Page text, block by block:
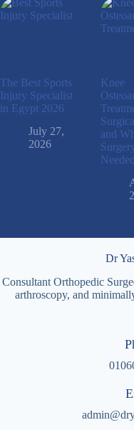
The Best Sports
Injury Specialist
in Egypt 2026
July 27,
2026
Knee
and
Needed
Dr
Consultant Orthopedic
arthroscopy, and